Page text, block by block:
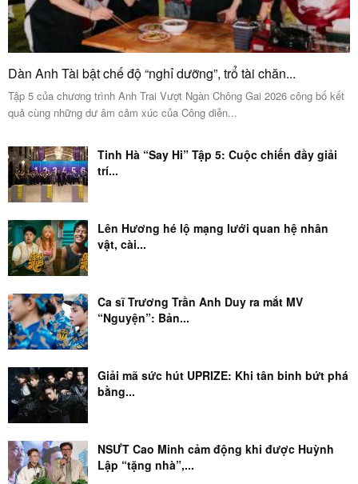
Dàn Anh Tài bật chế độ “nghỉ dưỡng”, trổ tài chăn...
Tập 5 của chương trình Anh Trai Vượt Ngàn Chông Gai 2026 công bố kết
quả cùng những dư âm cảm xúc của Công diễn...
Tinh Hà “Say Hi” Tập 5: Cuộc chiến đầy giải
trí...
Lên Hương hé lộ mạng lưới quan hệ nhân
vật, cài...
Ca sĩ Trương Trần Anh Duy ra mắt MV
“Nguyện”: Bản...
Giải mã sức hút UPRIZE: Khi tân binh bứt phá
bằng...
NSƯT Cao Minh cảm động khi được Huỳnh
Lập “tặng nhà”,...